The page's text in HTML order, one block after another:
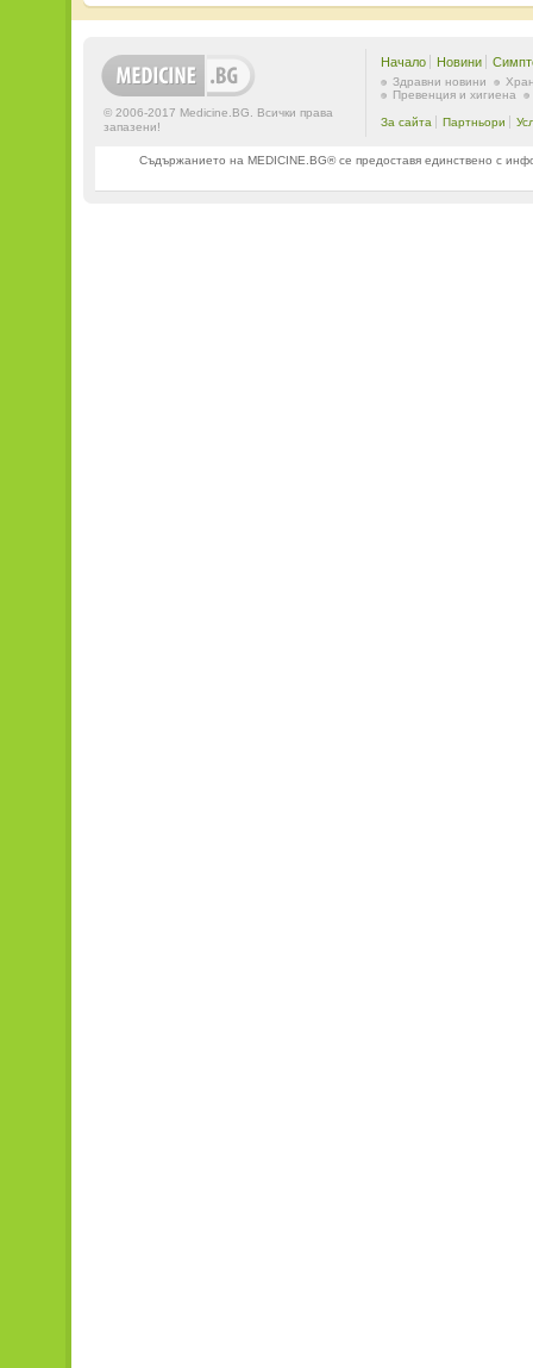
© 2006-2017 Medicine.BG. Всички права
запазени!
Начало Новини
Здравни новини
Превенция и хигиена
За сайта Партньори
Съдържанието на MEDICINE.BG® се предоставя единствено с